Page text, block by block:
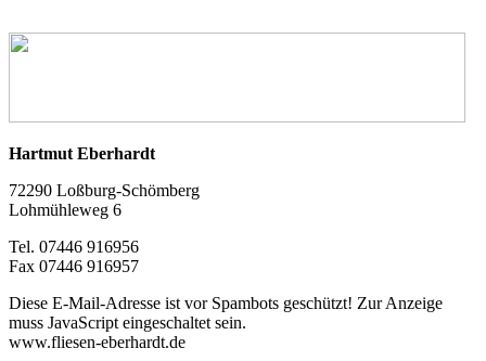
Hartmut Eberhardt
72290 Loßburg-Schömberg
Lohmühleweg 6
Tel. 07446 916956
Fax 07446 916957
Diese E-Mail-Adresse ist vor Spambots geschützt! Zur Anzeige
muss JavaScript eingeschaltet sein.
www.fliesen-eberhardt.de